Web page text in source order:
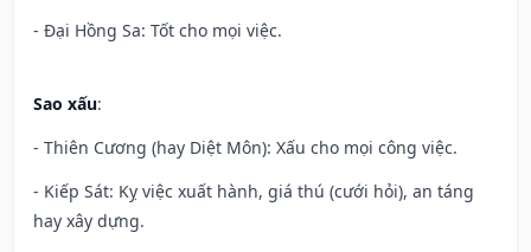
- Đại Hồng Sa: Tốt cho mọi việc.
Sao xấu:
- Thiên Cương (hay Diệt Môn): Xấu cho mọi công việc.
- Kiếp Sát: Kỵ việc xuất hành, giá thú (cưới hỏi), an táng
hay xây dựng.